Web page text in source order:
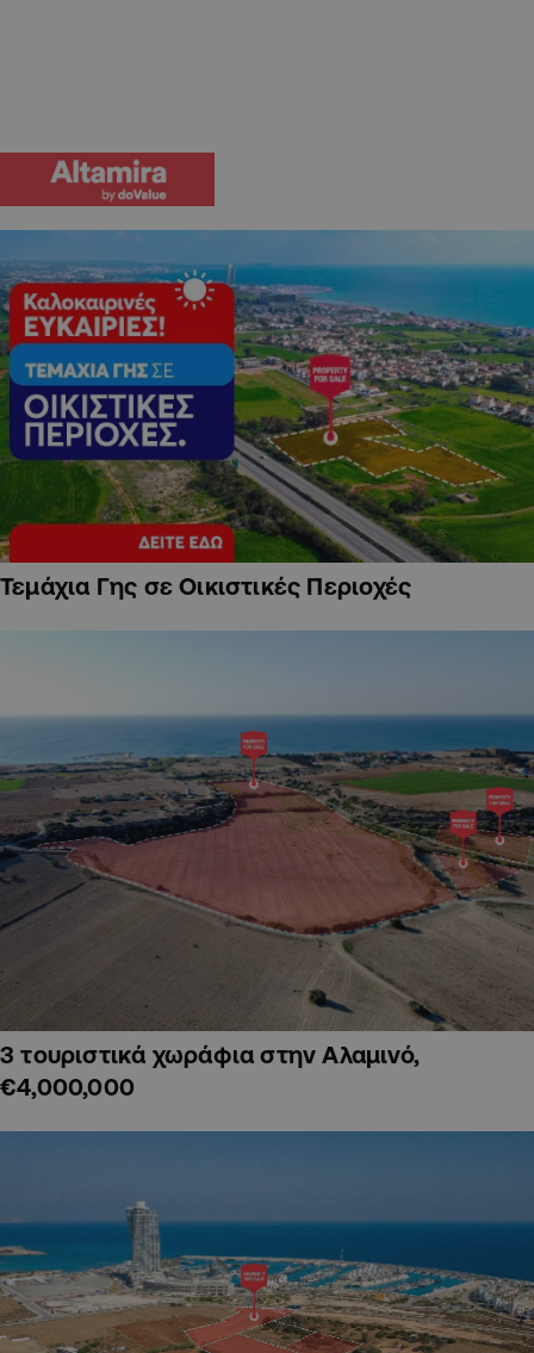
Τεμάχια Γης σε Οικιστικές Περιοχές
3 τουριστικά χωράφια στην Αλαμινό,
€4,000,000